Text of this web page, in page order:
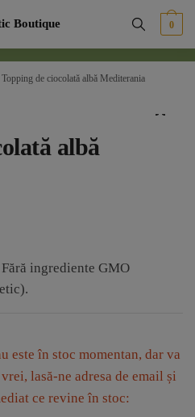
0
Topping de ciocolată albă Mediterania
🔍
albă
ingrediente GMO
este în stoc momentan, dar va
lasă-ne adresa de email și
ce revine în stoc: